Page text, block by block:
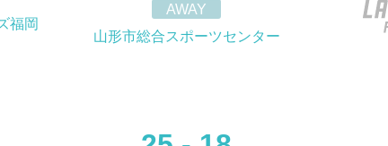
福岡
AWAY
山形市総合スポーツセンター